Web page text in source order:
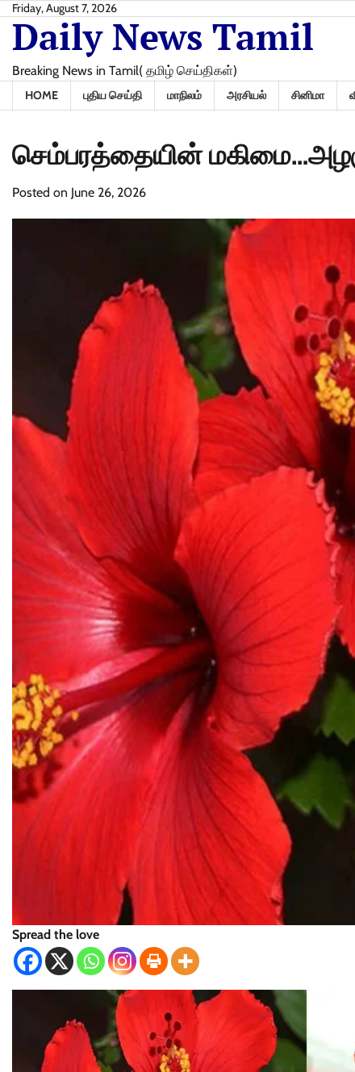
Skip
content
Friday, August 7, 2026
Daily News Tamil
Breaking News in Tamil( தமிழ் செய்திகள்)
HOME புதிய செய்தி மாநிலம் அரசியல் சினிமா
செம்பரத்தையின்
Posted on June 26, 2026
Spread the love